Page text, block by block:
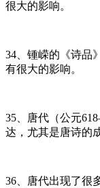
很大的影响。
34、锺嵘的《诗品
有很大的影响。
35、唐代（公元
达，尤其是唐诗的
36、唐代出现了很